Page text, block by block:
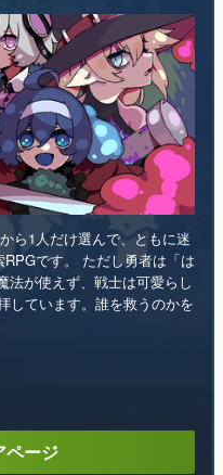
ら1人だけ選んで、ともに迷
です。 ただし勇者は「は
法が使えず、戦士は可愛らし
しています。誰を救うのかを
ページ